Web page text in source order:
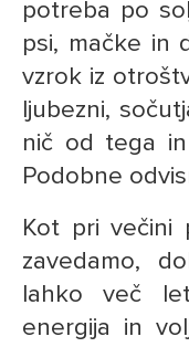
potreba po
psi, mačke in
vzrok iz
ljubezni,
nič od tega
Podobne
Kot pri večini
zavedamo,
lahko več
energija in